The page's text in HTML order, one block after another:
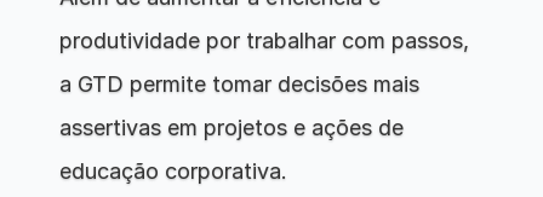
produtividade por trabalhar com passos,
a GTD permite tomar decisões mais
assertivas em projetos e ações de
educação corporativa.